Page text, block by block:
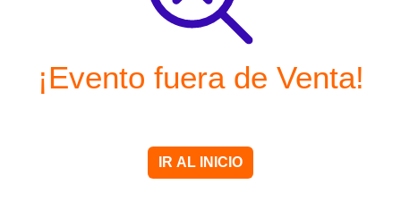
¡Evento fuera de Venta!
IR AL INICIO